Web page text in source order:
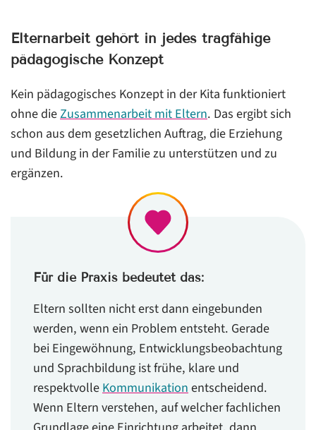
Elternarbeit gehört in jedes tragfähige
pädagogische Konzept
Kein pädagogisches Konzept in der Kita funktioniert
ohne dieZusammenarbeit mit Eltern. Das ergibt sich
schon aus dem gesetzlichen Auftrag, die Erziehung
und Bildung in der Familie zu unterstützen und zu
ergänzen.
Für die Praxis bedeutet das:
Eltern sollten nicht erst dann eingebunden
werden, wenn ein Problem entsteht. Gerade
bei Eingewöhnung, Entwicklungsbeobachtung
und Sprachbildung ist frühe, klare und
respektvolleKommunikationentscheidend.
Wenn Eltern verstehen, auf welcher fachlichen